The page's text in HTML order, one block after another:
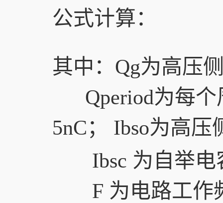
公式计算：
其中：Qg为高压
Qperiod为每个
5nC； Ibso为高
Ibsc 为自举
F 为电路工作